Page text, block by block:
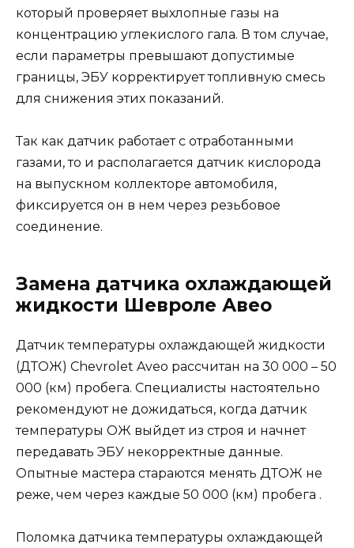
который проверяет выхлопные газы на
концентрацию углекислого гала. В том случае,
если параметры превышают допустимые
границы, ЭБУ корректирует топливную смесь
для снижения этих показаний.
Так как датчик работает с отработанными
газами, то и располагается датчик кислорода
на выпускном коллекторе автомобиля,
фиксируется он в нем через резьбовое
соединение.
Замена датчика охлаждающей
жидкости Шевроле Авео
Датчик температуры охлаждающей жидкости
(ДТОЖ) Chevrolet Aveo рассчитан на 30 000 – 50
000 (км) пробега. Специалисты настоятельно
рекомендуют не дожидаться, когда датчик
температуры ОЖ выйдет из строя и начнет
передавать ЭБУ некорректные данные.
Опытные мастера стараются менять ДТОЖ не
реже, чем через каждые 50 000 (км) пробега .
Поломка датчика температуры охлаждающей